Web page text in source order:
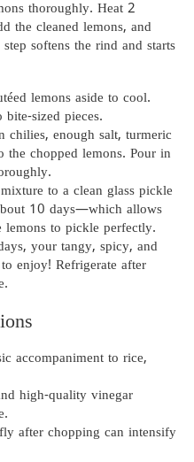
thoroughly. Heat 2
the cleaned lemons, and
softens the rind and starts
lemons aside to cool.
sized pieces.
chilies, enough salt, turmeric
the chopped lemons. Pour in
to a clean glass pickle
10 days—which allows
to pickle perfectly.
your tangy, spicy, and
enjoy! Refrigerate after
accompaniment to rice,
high-quality vinegar
after chopping can intensify